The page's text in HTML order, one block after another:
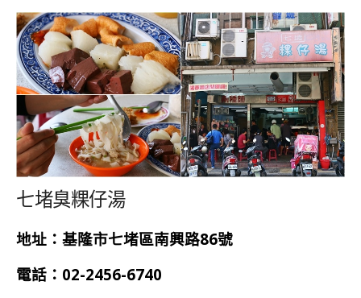
七堵臭粿仔湯
地址：基隆市七堵區南興路86號
電話：02-2456-6740